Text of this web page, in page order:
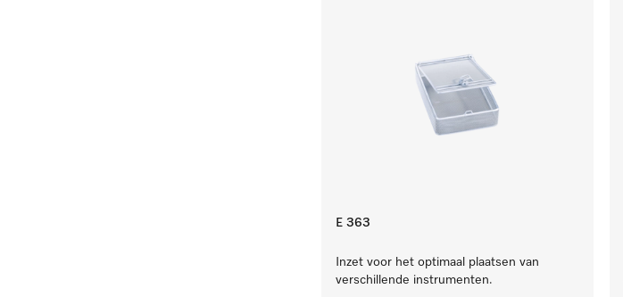
E 363
Inzet voor het optimaal plaatsen van
verschillende instrumenten.